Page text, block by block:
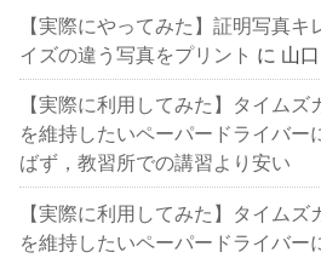
【実際にやってみた】証明写真
イズの違う写真をプリント に 山口
【実際に利用してみた】タイム
を維持したいペーパードライバ
ばず，教習所での講習より安い
【実際に利用してみた】タイム
を維持したいペーパードライバ